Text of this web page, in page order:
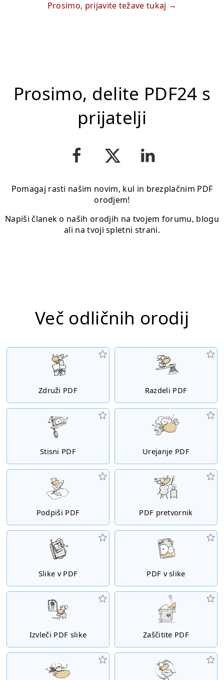
Prosimo, prijavite težave tukaj
Prosimo, delite PDF24 s
prijatelji
Pomagaj rasti našim novim, kul in brezplačnim PDF
orodjem!
Napiši članek o naših orodjih na tvojem forumu, blogu
ali na tvoji spletni strani.
Več odličnih orodij
Združi PDF Razdeli PDF
Stisni PDF Urejanje PDF
Podpiši PDF PDF pretvornik
Slike v PDF PDF v slike
Izvleči PDF slike Zaščitite PDF